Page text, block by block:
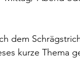
dem
kurze Thema